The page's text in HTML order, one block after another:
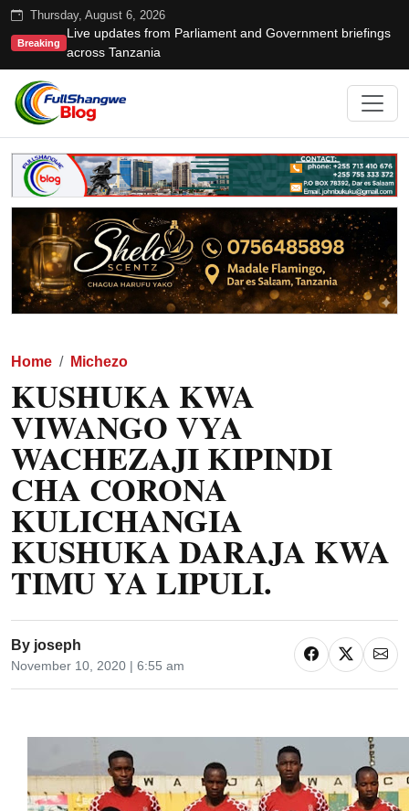
Thursday, August 6, 2026
Breaking
Live updates from Parliament and Government briefings
across Tanzania
Home Michezo
KUSHUKA KWA
VIWANGO VYA
WACHEZAJI KIPINDI
CHA CORONA
KULICHANGIA
KUSHUKA DARAJA KWA
TIMU YA LIPULI.
By joseph
November 10, 2020 | 6:55 am